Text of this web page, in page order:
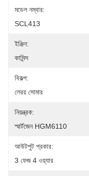
মডেল নম্বার:
SCL413
ইঞ্জিন:
কামিন্স
বিকল্প:
লেরয় সোমার
নিয়ন্ত্রক:
স্মার্টজেন HGM6110
আউটপুট প্রকার:
3 ফেজ 4 ওয়্যার